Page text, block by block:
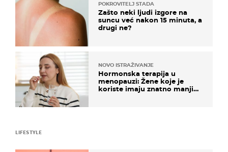
POKROVITELJ STADA
Zašto neki ljudi izgore na
suncu već nakon 15 minuta, a
drugi ne?
NOVO ISTRAŽIVANJE
Hormonska terapija u
menopauzi: Žene koje je
koriste imaju znatno manji
LIFESTYLE